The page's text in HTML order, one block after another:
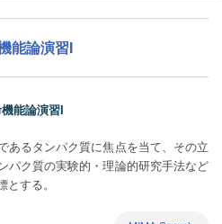
能論演習I
能論演習I
あるタンパク質に焦点を当て、その立
パク質の実験的・理論的研究手法など
する。